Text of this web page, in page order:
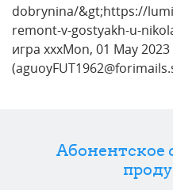
dobrynina/&gt;https://
remont-v-gostyakh-u-
игра xxxMon, 01 May
Абонентское